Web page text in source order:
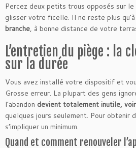
Percez deux petits trous opposés sur
glisser votre ficelle. Il ne reste plus qu’à
branche, à bonne distance de votre
L’entretien du piège : la
sur la durée
Vous avez installé votre dispositif et
Grosse erreur. La plupart des gens
l’abandon devient totalement inutile,
quelques jours seulement. Pour obtenir
s’impliquer un minimum.
Quand et comment renouveler